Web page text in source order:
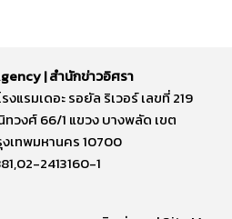
| สำนักข่าวอิศรา
งแรมเดอะ รอยัล ริเวอร์ เลขที่ 219
วงศ์ 66/1 แขวง บางพลัด เขต
เทพมหานคร 10700
2413160-1